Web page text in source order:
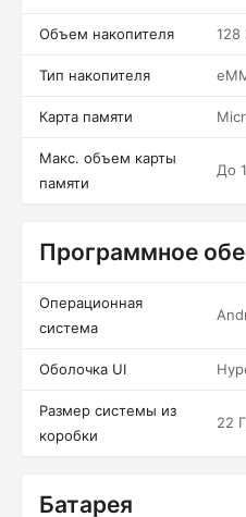
Объем накопителя 128
Тип накопителя
Карта памяти
Макс. объем карты
памяти
До
Программное
Операционная
система
Оболочка UI
Размер системы из
коробки
22
Батарея